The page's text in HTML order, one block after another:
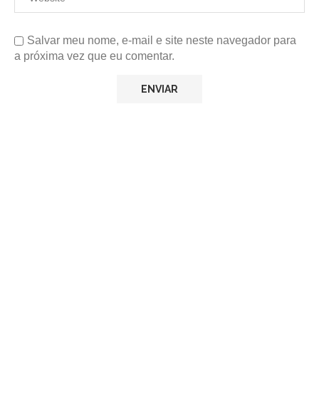
Salvar meu nome, e-mail e site neste navegador para
a próxima vez que eu comentar.